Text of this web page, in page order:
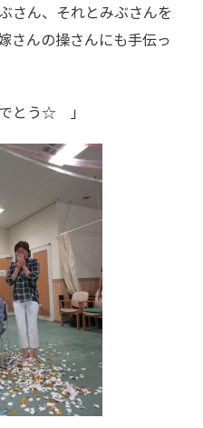
さん、それとみぶさんを
さんの操さんにも手伝っ
とう☆ 」